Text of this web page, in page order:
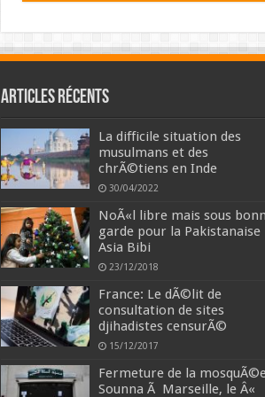
Articles récents
La difficile situation des
musulmans et des
chrÃ©tiens en Inde
30/04/2022
NoÃ«l libre mais sous
garde pour la Pakistanaise
Asia Bibi
23/12/2018
France: Le dÃ©lit de
consultation de sites
djihadistes censurÃ©
15/12/2017
Fermeture de la
Sounna Ã Marseille, le Â«